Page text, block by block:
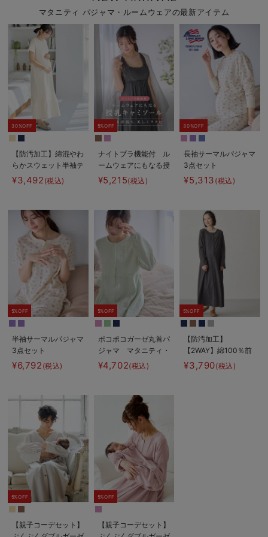
マタニティ パジャマ・ルームウェアの最新アイテム
30%OFF
【防汚加工】綿混やわ
らかスウェット半袖テ
ィアードネグリジェ
マタニティ・産後【出
¥3,492 (税込)
5%OFF
ナイトブラ機能付 ル
ームウェアにもなる授
乳キャミソール
¥5,215(税込)
30%OFF
長袖サーマルパジャマ
3点セット
JEMORGAN（ジェー
イーモーガン） ギフ
【出産後も長く使え
¥5,313 (税込)
5%OFF
半袖サーマルパジャマ
3点セット
JEMORGAN（ジェー
イーモーガン） ギフ
【出産後も長く使え
¥6,792 (税込)
5%OFF
ポコポコガーゼ丸首パ
ジャマ マタニティ・
授乳パジャマ【産後も
長く着れる】
¥4,702(税込)
5%OFF
【防汚加工】
【2WAY】綿100％前
開き長袖ネグリジェ
マタニティ・授乳パジ
¥3,790(税込)
5%OFF
【親子コーデセット】
5%OFF
【親子コーデセット】